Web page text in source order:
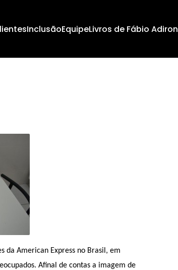
InclusãoEquipeLivros de Fábio Adiron
da American Express no Brasil, em
Afinal de contas a imagem de